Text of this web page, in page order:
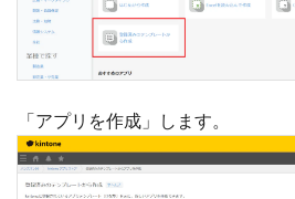
「アプリを作成」します。